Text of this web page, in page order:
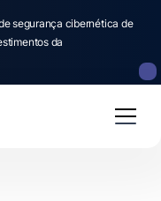
segurança cibernética de
da